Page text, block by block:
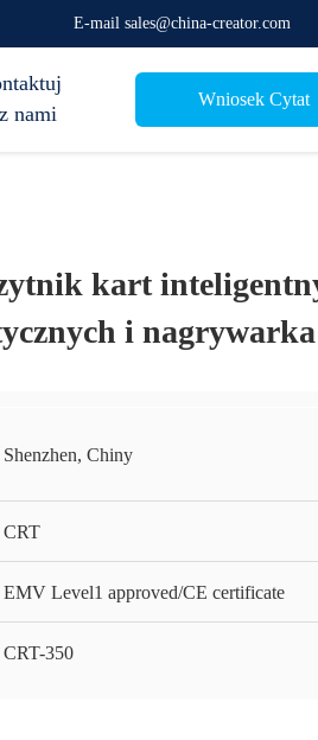
E-mail sales@china-creator.com
nami
Wniosek Cytat
kart
i
Shenzhen, Chiny
CRT
EMV Level1 approved/CE certificate
CRT-350